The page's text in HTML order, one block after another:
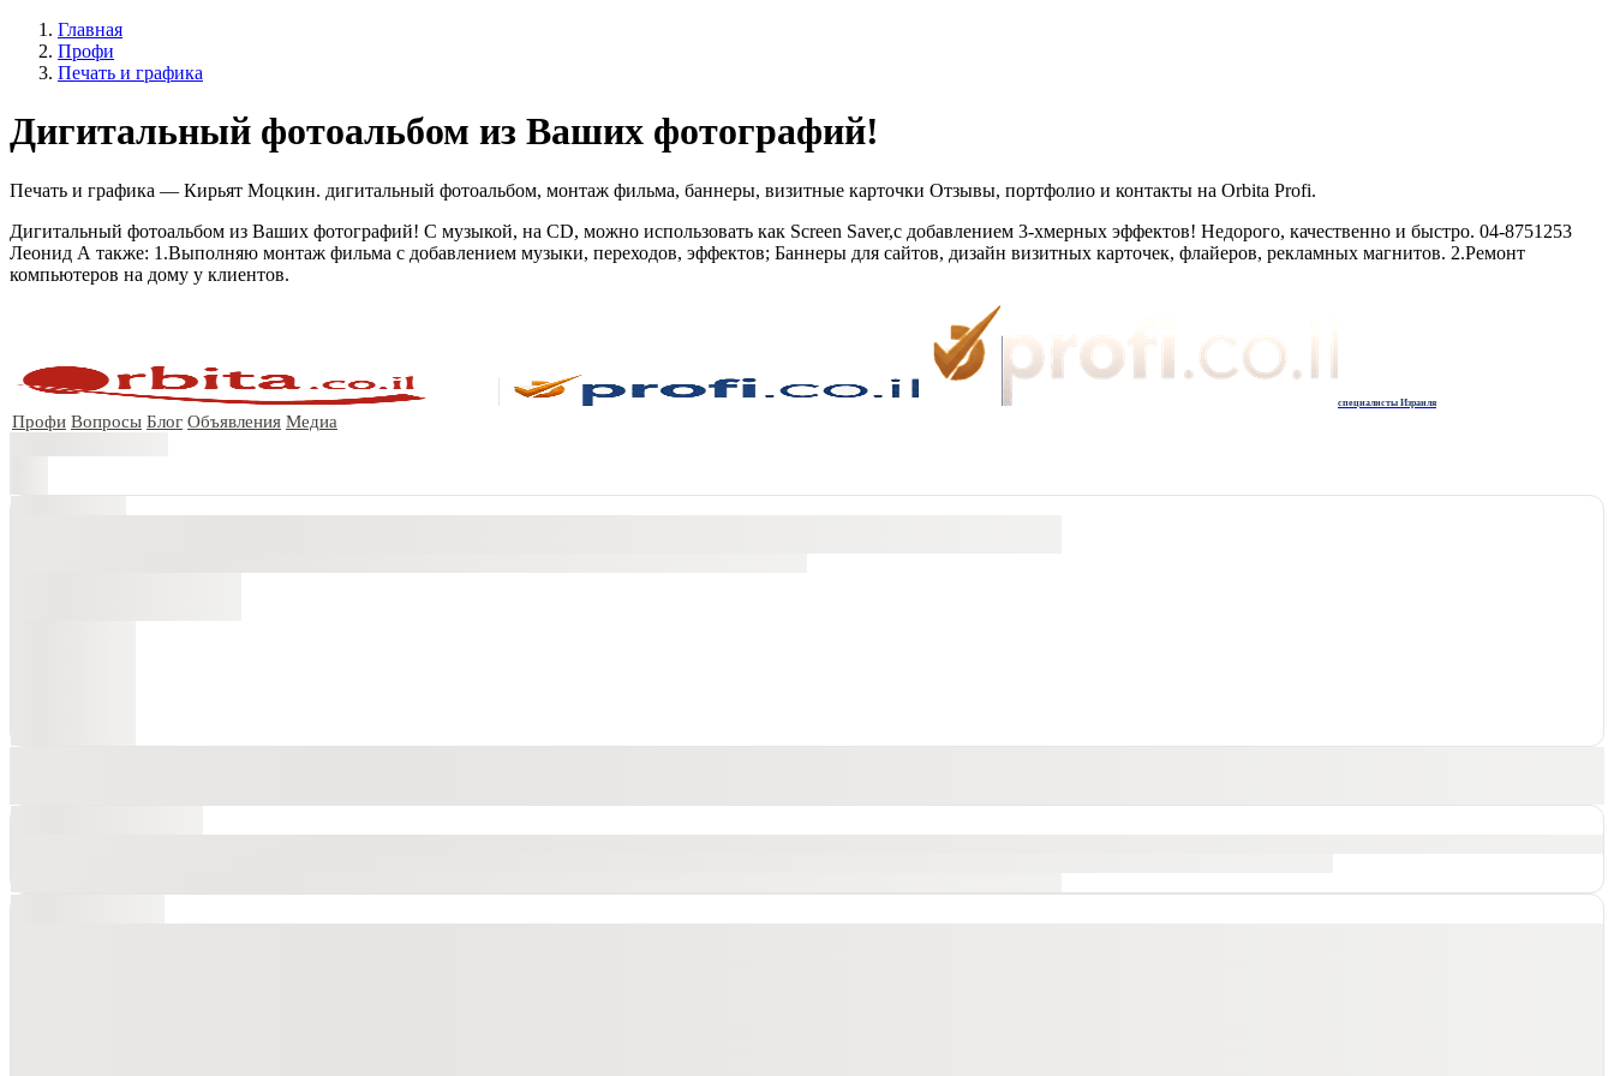
Главная
Профи
Печать и графика
Дигитальный фотоальбом из Ваших фотографий!
Печать и графика — Кирьят Моцкин. дигитальный фотоальбом, монтаж фильма, баннеры, визитные карточки Отзывы, портфолио и контакты на Orbita Profi.
Дигитальный фотоальбом из Ваших фотографий! С музыкой, на СD, можно использовать как Screen Saver,с добавлением 3-хмерных эффектов! Недорого, качественно и быстро. 04-8751253
Леонид А также: 1.Выполняю монтаж фильма с добавлением музыки, переходов, эффектов; Баннеры для сайтов, дизайн визитных карточек, флайеров, рекламных магнитов. 2.Ремонт
компьютеров на дому у клиентов.
специалисты Израиля
Профи Вопросы Блог Объявления Медиа